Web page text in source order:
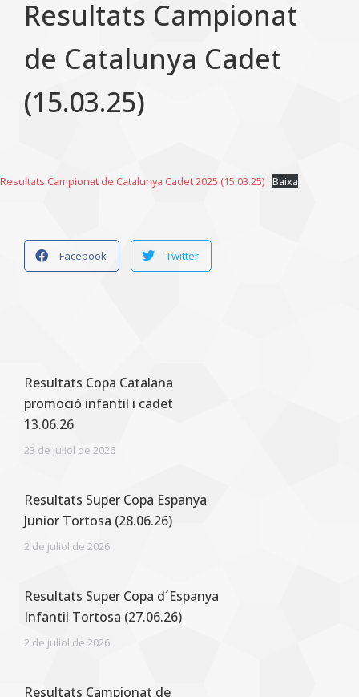
Resultats Campionat
de Catalunya Cadet
(15.03.25)
Resultats Campionat de Catalunya Cadet 2025 (15.03.25) Baixa
Facebook Twitter
Resultats Copa Catalana
promoció infantil i cadet
13.06.26
23 de juliol de 2026
Resultats Super Copa Espanya
Junior Tortosa (28.06.26)
2 de juliol de 2026
Resultats Super Copa d´Espanya
Infantil Tortosa (27.06.26)
2 de juliol de 2026
Resultats Campionat de